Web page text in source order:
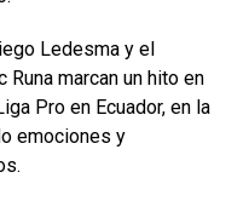
Ledesma y el
marcan un hito en
Pro en Ecuador, en la
emociones y